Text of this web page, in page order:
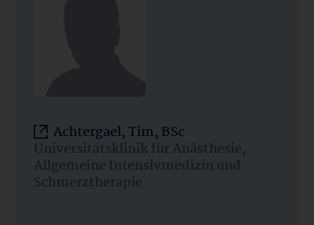
Achtergael, Tim, BSc
Universitätsklinik für Anästhesie,
Allgemeine Intensivmedizin und
Schmerztherapie